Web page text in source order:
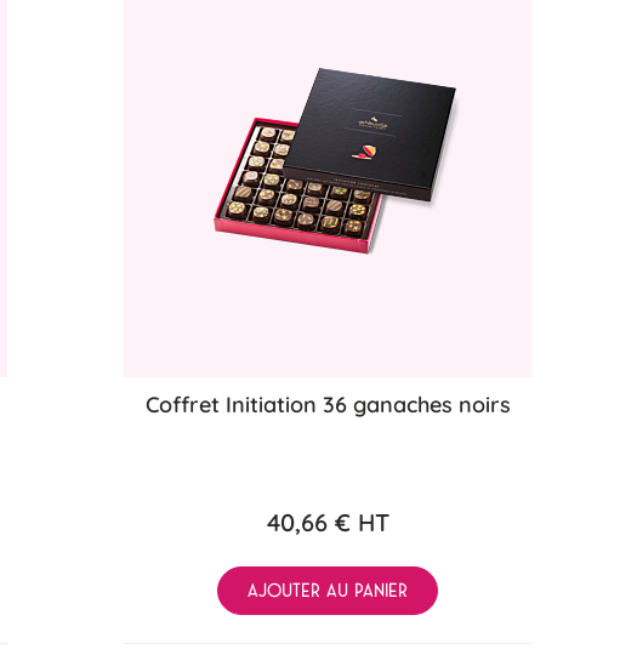
Coffret Initiation 36 ganaches noirs
40,66 €HT
AJOUTER AU PANIER